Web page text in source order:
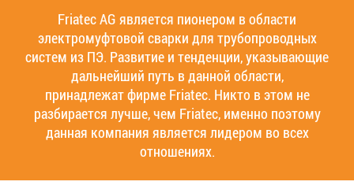
Friatec AG является пионером в области
электромуфтовой сварки для трубопроводных
систем из ПЭ. Развитие и тенденции, указывающие
дальнейший путь в данной области,
принадлежат фирме Friatec. Никто в этом не
разбирается лучше, чем Friatec, именно поэтому
данная компания является лидером во всех
отношениях.